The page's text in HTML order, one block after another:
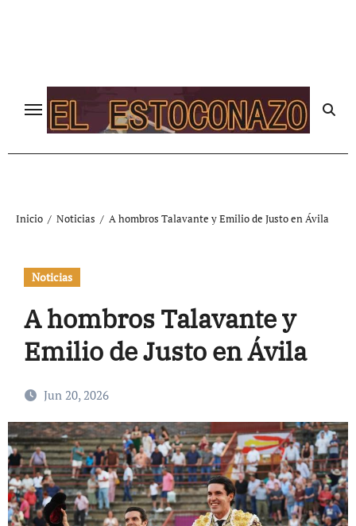
Inicio Noticias A hombros Talavante y Emilio de Justo en Ávila
Noticias
A hombros Talavante y
Emilio de Justo en Ávila
Jun 20, 2026